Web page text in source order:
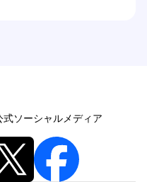
ソーシャルメディア